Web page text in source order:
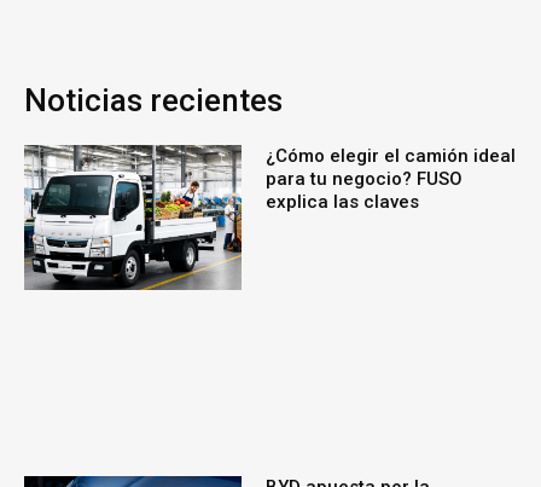
Noticias recientes
¿Cómo elegir el camión ideal
para tu negocio? FUSO
explica las claves